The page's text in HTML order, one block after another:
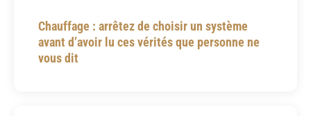
Chauffage : arrêtez de choisir un système
avant d’avoir lu ces vérités que personne ne
vous dit